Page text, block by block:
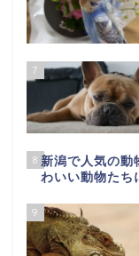
7
8 新潟で人気の動
わいい動物たち
9